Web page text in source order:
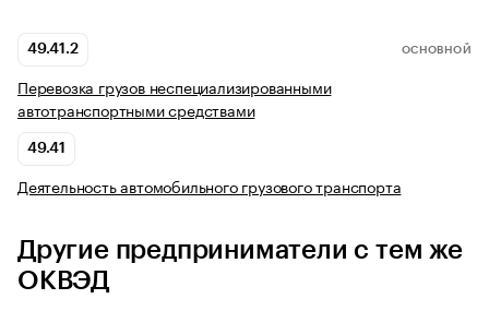
49.41.2 ОСНОВНОЙ
Перевозка грузов неспециализированными
автотранспортными средствами
49.41
Деятельность автомобильного грузового транспорта
Другие предприниматели с тем же
ОКВЭД